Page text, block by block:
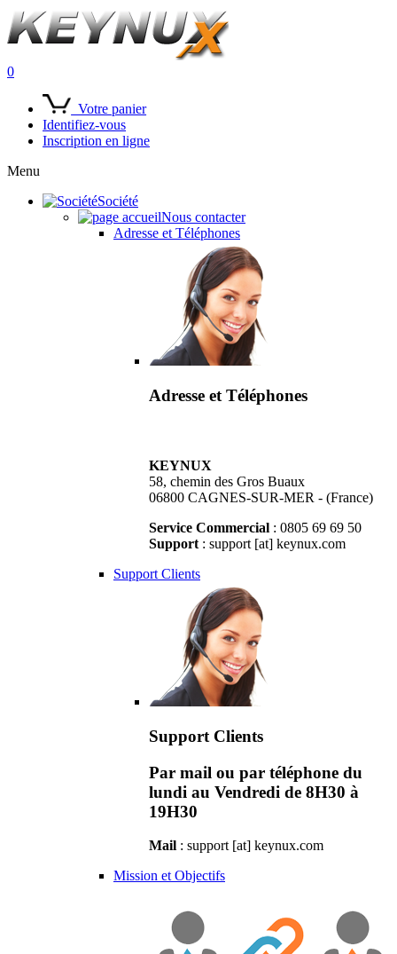
0
Votre panier
Identifiez-vous
Inscription en ligne
Menu
Société
Nous contacter
Adresse et Téléphones
Adresse et Téléphones
KEYNUX
58, chemin des Gros Buaux
06800 CAGNES-SUR-MER - (France)
Service Commercial : 0805 69 69 50
Support : support [at] keynux.com
Support Clients
Support Clients
Par mail ou par téléphone du
lundi au Vendredi de 8H30 à
19H30
Mail : support [at] keynux.com
Mission et Objectifs